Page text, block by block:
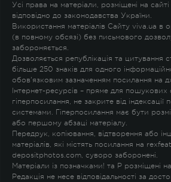
Усі права на матеріали, розміщені на
відповідно до законодавства України.
Використання матеріалів Сайту viva.ua в
(в повному обсязі) без письмового
забороняється.
Дозволяється републікація та цитування
більше 250 знаків для одного
обов'язковим зазначенням посилання на
Інтернет-ресурсів – пряме для пошукових
гіперпосилання, не закрите від
системами. Гіперпосилання має бути
або першому абзаці матеріалу.
Передрук, копіювання, відтворення або
матеріалів, які містять посилання на
depositphotos.com, суворо заборонені.
Матеріали із позначками! та P розміщені
Редакція не несе відповідальності за